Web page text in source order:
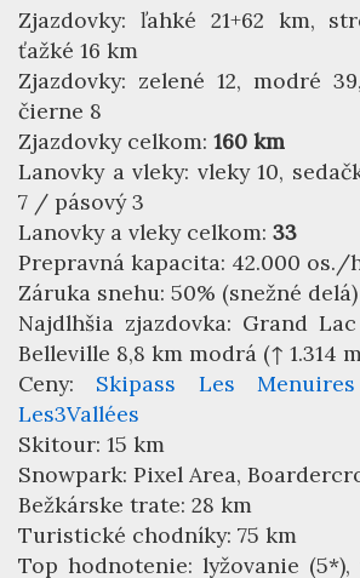
Zjazdovky: ľahké 21+62 km,
ťažké 16 km
Zjazdovky: zelené 12, modré
čierne 8
Zjazdovky celkom: 160 km
Lanovky a vleky: vleky 10,
7 / pásový 3
Lanovky a vleky celkom: 33
Prepravná kapacita: 42.000 os./
Záruka snehu: 50% (snežné delá)
Najdlhšia zjazdovka: Grand
Belleville 8,8 km modrá (↑ 1.314
Ceny: Skipass Les Menuires
Les3Vallées
Skitour: 15 km
Snowpark: Pixel Area,
Bežkárske trate: 28 km
Turistické chodníky: 75 km
Top hodnotenie: lyžovanie